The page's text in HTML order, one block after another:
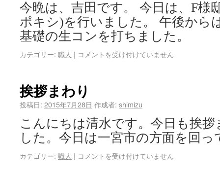
今晩は、吉田です。 今日は、F様
ポキシ)を行いました。 午後から
基礎の生コンを打ちました。
カテゴリー: 職人 | コメントを受け付けていません
挨拶まわり
投稿日: 2015年7月28日 作成者: shimizu
こんにちは清水です。今日も挨
した。今日は一宮市の方面を回っ
カテゴリー: 職人 | コメントを受け付けていません